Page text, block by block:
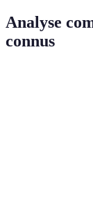
Analyse
connus